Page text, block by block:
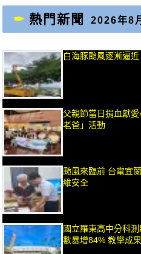
熱門新聞 2026年8
白海豚颱風逐漸逼
父親節當日捐血獻
老爸」活動
颱風來臨前 台電宜
維安全
國立羅東高中分科
數暴增84% 教學成